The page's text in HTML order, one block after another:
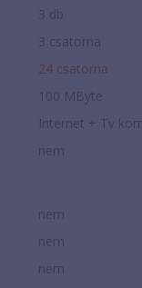
3 db
3 csatorna
24 csatorna
100 MByte
Internet + Tv
nem
nem
nem
nem